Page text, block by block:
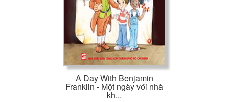
A Day With Benjamin
Franklin - Một ngày với nhà
kh...